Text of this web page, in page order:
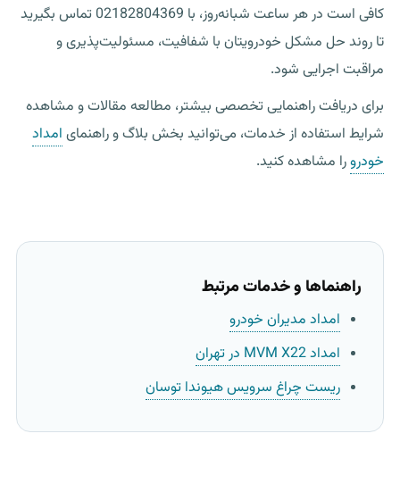
کافی است در هر ساعت شبانه‌روز، با 02182804369 تماس بگیرید
تا روند حل مشکل خودرویتان با شفافیت، مسئولیت‌پذیری و
مراقبت اجرایی شود.
برای دریافت راهنمایی تخصصی بیشتر، مطالعه مقالات و مشاهده
شرایط استفاده از خدمات، می‌توانید بخش بلاگ و راهنمای امداد
خودرورا مشاهده کنید.
راهنماها و خدمات مرتبط
امداد مدیران خودرو
امداد MVM X22 در تهران
ریست چراغ سرویس هیوندا توسان